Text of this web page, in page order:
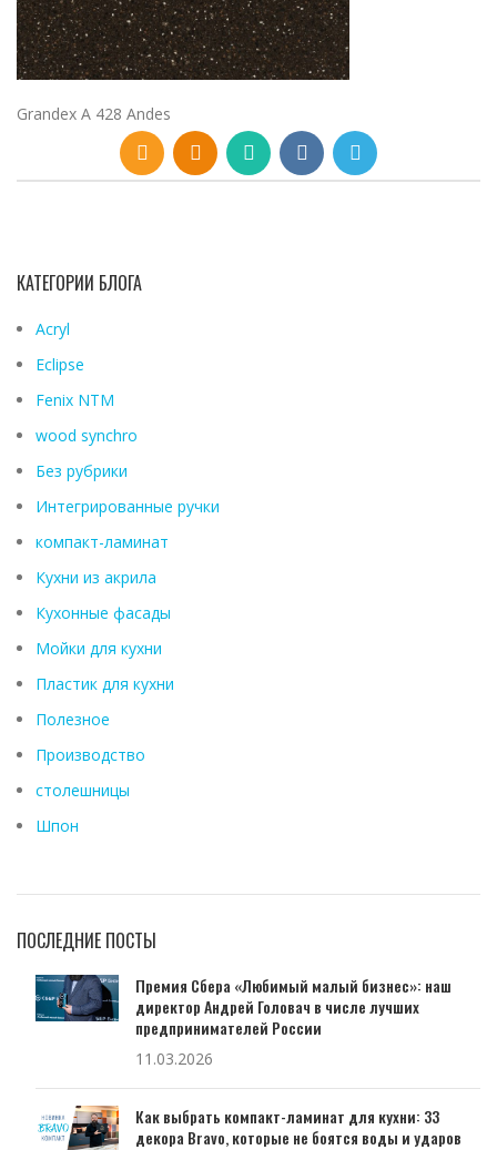
Grandex A 428 Andes
КАТЕГОРИИ БЛОГА
Acryl
Eclipse
Fenix ​​NTM
wood synchro
Без рубрики
Интегрированные ручки
компакт-ламинат
Кухни из акрила
Кухонные фасады
Мойки для кухни
Пластик для кухни
Полезное
Производство
столешницы
Шпон
ПОСЛЕДНИЕ ПОСТЫ
Премия Сбера «Любимый малый бизнес»: наш
директор Андрей Головач в числе лучших
предпринимателей России
11.03.2026
Как выбрать компакт-ламинат для кухни: 33
декора Bravo, которые не боятся воды и ударов